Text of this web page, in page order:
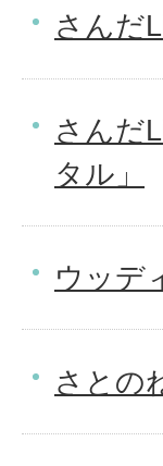
さんだ
さんだ
タル」
ウッデ
さとの